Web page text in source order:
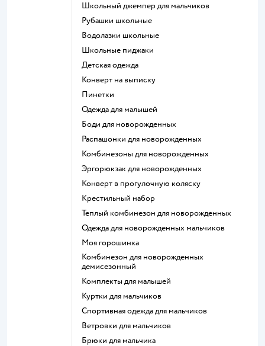
Школьный джемпер для мальчиков
Рубашки школьные
Водолазки школьные
Школьные пиджаки
Детская одежда
Конверт на выписку
Пинетки
Одежда для малышей
Боди для новорожденных
Распашонки для новорожденных
Комбинезоны для новорожденных
Эргорюкзак для новорожденных
Конверт в прогулочную коляску
Крестильный набор
Теплый комбинезон для новорожденных
Одежда для новорожденных мальчиков
Моя горошинка
Комбинезон для новорожденных
демисезонный
Комплекты для малышей
Куртки для мальчиков
Спортивная одежда для мальчиков
Ветровки для мальчиков
Брюки для мальчика